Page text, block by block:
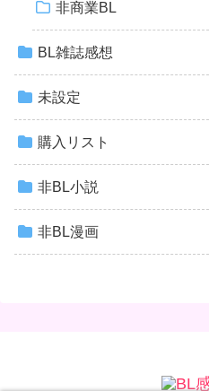
非商業BL
BL雑誌感想
未設定
購入リスト
非BL小説
非BL漫画